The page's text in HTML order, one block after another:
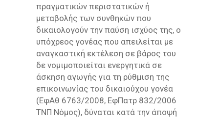
πραγματικών περιστατικών ή
μεταβολής των συνθηκών που
δικαιολογούν την παύση ισχύος της, ο
υπόχρεος γονέας που απειλείται με
αναγκαστική εκτέλεση σε βάρος του
δε νομιμοποιείται ενεργητικά σε
άσκηση αγωγής για τη ρύθμιση της
επικοινωνίας του δικαιούχου γονέα
(ΕφΑθ 6763/2008, ΕφΠατρ 832/2006
ΤΝΠ Νόμος), δύναται κατά την άποψή